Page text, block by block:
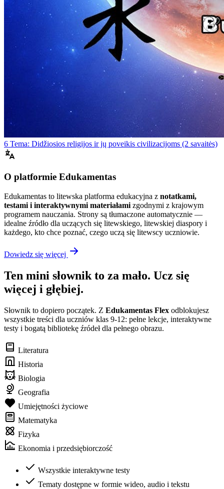
6 Tema: Didžiosios religijos ir jų poveikis civilizacijoms (2 savaitės)
O platformie Edukamentas
Edukamentas to litewska platforma edukacyjna z notatkami,
testami i interaktywnymi materiałami zgodnymi z krajowym
programem nauczania. Strony są tłumaczone automatycznie —
idealne źródło dla uczących się litewskiego, litewskiej diaspory i
każdego, kto chce poznać, czego uczą się litewscy uczniowie.
Dowiedz się więcej
Ten mini słownik to za mało. Ucz się
więcej i głębiej.
Słownik to dopiero początek. Z Edukamentas Flex odblokujesz
wszystkie treści dla uczniów klas 9-12: pełne lekcje, interaktywne
testy i bogatą bibliotekę źródeł dla pełnego obrazu.
Literatura
Historia
Biologia
Geografia
Umiejętności życiowe
Matematyka
Fizyka
Ekonomia i przedsiębiorczość
Wszystkie interaktywne testy
Tematy dostępne w formie wideo, audio i tekstu